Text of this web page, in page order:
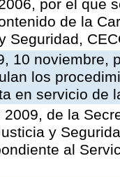
por el que
de la
Seguridad,
10 noviembre,
los
en servicio de
de la
y
al